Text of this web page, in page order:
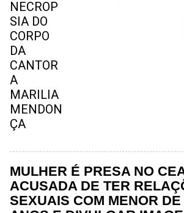
foram vazadas na
divulgação de
vendendo as fotos.
valor de R$20 (Vinte
assessoria da família
Mendonça, se
MULHER É PRESA NO
ACUSADA DE TER
SEXUAIS COM MENOR DE